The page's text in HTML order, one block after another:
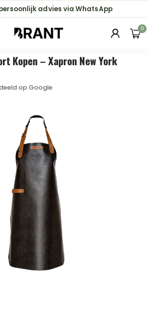
advies via WhatsApp
0
Kopen – Xapron New York
op Google